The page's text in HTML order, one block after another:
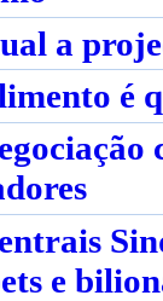
a
é
e